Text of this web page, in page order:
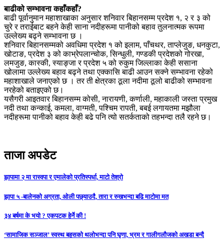
बाढीको सम्भावना कहाँकहाँ?
बाढी पूर्वानुमान महाशाखाका अनुसार शनिवार बिहानसम्म प्रदेश १, २ र ३ को
चुरे र तराईबाट बहने केही साना नदीहरूमा पानीको बहाव तुलनात्मक रूपमा
उल्लेख्य बढ्ने सम्भावना छ ।
शनिवार बिहानसम्मको अवधिमा प्रदेश १ को इलाम, पाँचथर, ताप्लेजुङ, धनकुटा,
खोटाङ, प्रदेश ३ को काभ्रेपलान्चोक, सिन्धुली, गण्डकी प्रदेशको गोरखा,
लमजुङ, कास्की, स्याङ्जा र प्रदेश ५ को रुकुम जिल्लाका केही ससाना
खोलामा उल्लेख्य बहाव बढ्ने तथा एक्कासि बाढी आउन सक्ने सम्भावना रहेको
महाशाखाले जनाएको छ । तर ती क्षेत्रका ठूला नदीमा ठूलो बाढीको सम्भावना
नरहेको बताइएको छ।
यसैगरी आइतवार बिहानसम्म कोसी, नारायणी, कर्णाली, महाकाली जस्ता प्रमुख
नदी तथा कन्काई, कमला, वाग्मती, पश्चिम रापती, बबई लगायतमा मझौला
नदीहरूमा पानीको बहाव केही बढे पनि त्यो सतर्कताको तहभन्दा तलै रहने छ।
ताजा अपडेट
झापामा २ मा रास्वपा र एमालेको प्रतिस्पर्धा, माटो तेश्रो
झापा ५ -बालेनको अग्रता, ओली पछ्याउदै, तारा र रुखभन्दा बढि माटोमा मत
३४ बर्षमा के भयो ? एकपटक हेर्ने की !
‘सामाजिक सञ्जाल’ स्वस्थ बहसको थलोभन्दा पनि घृणा, भ्रम र गालीगलौजको अखडा बन्दै